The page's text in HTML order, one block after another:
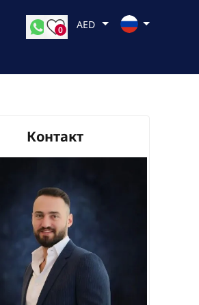
0 AED
Контакт